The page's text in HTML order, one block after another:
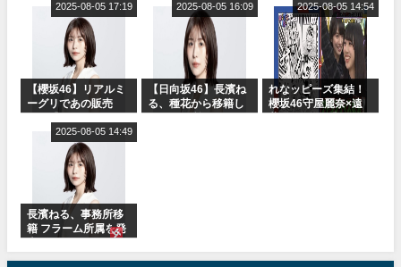
ャルグッズ絶賛販売
りぃむナンタラ】
【櫻坂46】リアルミ
ーグリであの販売
Break』オフィシャ
ルグッズ解禁
2025-08-05 17:19
【日向坂46】長濱ね
る、種花から移籍し
2025-08-05 16:09
れなッピーズ集結！
櫻坂46守屋麗奈×遠
2025-08-05 14:54
長濱ねる、事務所移
籍 フラーム所属を発
2025-08-05 14:49